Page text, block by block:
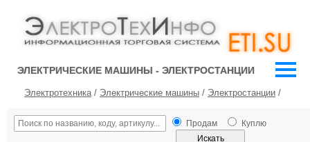
ЭЛЕКТРИЧЕСКИЕ МАШИНЫ - ЭЛЕКТРОСТАНЦИИ
Электротехника/ Электрические машины / Электростанции /
Продам Куплю